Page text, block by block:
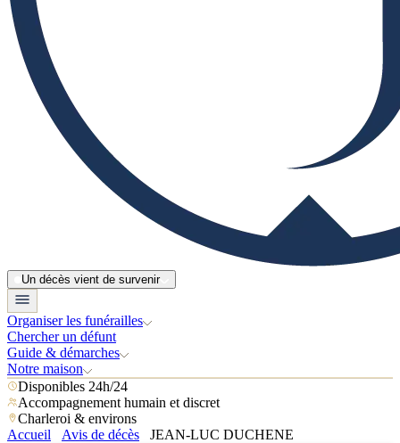
Un décès vient de survenir
Organiser les funérailles
Chercher un défunt
Guide & démarches
Notre maison
Disponibles 24h/24
Accompagnement humain et discret
Charleroi & environs
Accueil
Avis de décès JEAN-LUC DUCHENE